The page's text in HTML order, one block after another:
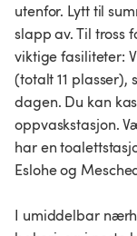
utenfor. Lytt til
slapp av. Til tross
viktige fasiliteter:
(totalt 11 plasser),
dagen. Du kan
oppvaskstasjon.
har en
Eslohe og
I umiddelbar